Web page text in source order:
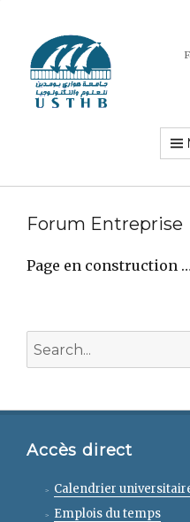
Forum Entreprise
Page en construction
for:
Accès direct
Calendrier
Emplois du temps